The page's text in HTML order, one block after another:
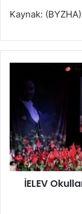
Kaynak:
O
k
u
l
İELEV